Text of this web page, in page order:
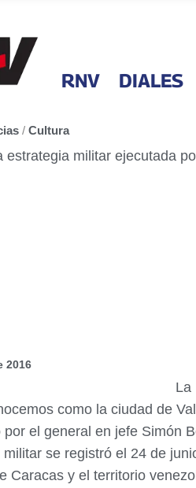
RNV DIALES
/ Cultura
2016
La
como la ciudad de
por el general en jefe Simón
militar se registró el 24 de
Caracas y el territorio